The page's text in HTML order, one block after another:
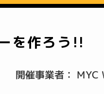
を作ろう!!
開催事業者： MYC